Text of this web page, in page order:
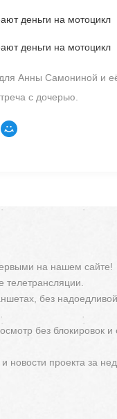
Анны Самониной и
с дочерью.
на нашем сайте!
без
без блокировок и
новости проекта за